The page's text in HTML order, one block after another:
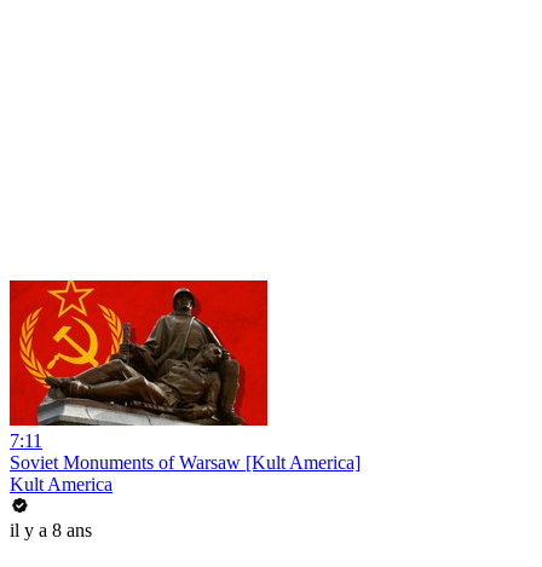
7:11
Soviet Monuments of Warsaw [Kult America]
Kult America
il y a 8 ans